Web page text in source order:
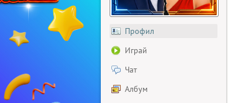
Профил
Играй
Чат
Албум